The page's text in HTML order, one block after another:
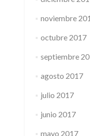
noviembre
octubre 2017
septiembre
agosto 2017
julio 2017
junio 2017
mayo 2017